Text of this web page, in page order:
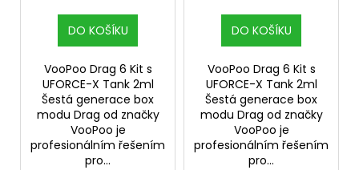
DO KOŠÍKU
VooPoo Drag 6 Kit s
UFORCE-X Tank 2ml
Šestá generace box
modu Drag od značky
VooPoo je
profesionálním řešením
pro...
DO KOŠÍKU
VooPoo Drag 6 Kit s
UFORCE-X Tank 2ml
Šestá generace box
modu Drag od značky
VooPoo je
profesionálním řešením
pro...